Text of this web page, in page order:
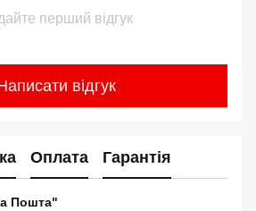
перший відгук
відгук
Оплата Гарантія
Пошта"